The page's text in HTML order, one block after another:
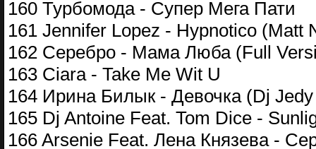
160 Турбомода - Супер Мега Пати
161 Jennifer Lopez - Hypnotico (Matt
162 Серебро - Мама Люба (Full
163 Ciara - Take Me Wit U
164 Ирина Билык - Девочка (Dj
165 Dj Antoine Feat. Tom Dice -
166 Arsenie Feat. Лена Князева -